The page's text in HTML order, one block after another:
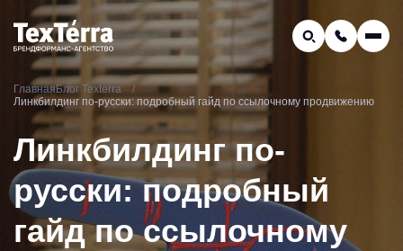
GEO-продвижение
Поиск по услугам и статьям...
Заказать звонок
Телефон отдела продаж:
8 (800) 775-16-41
Наш e-mail:
mail@texterra.ru
ГлавнаяБлог Texterra
Линкбилдинг по-русски: подробный гайд по ссылочному продвижению
Линкбилдинг по-
русски: подробный
гайд по ссылочному